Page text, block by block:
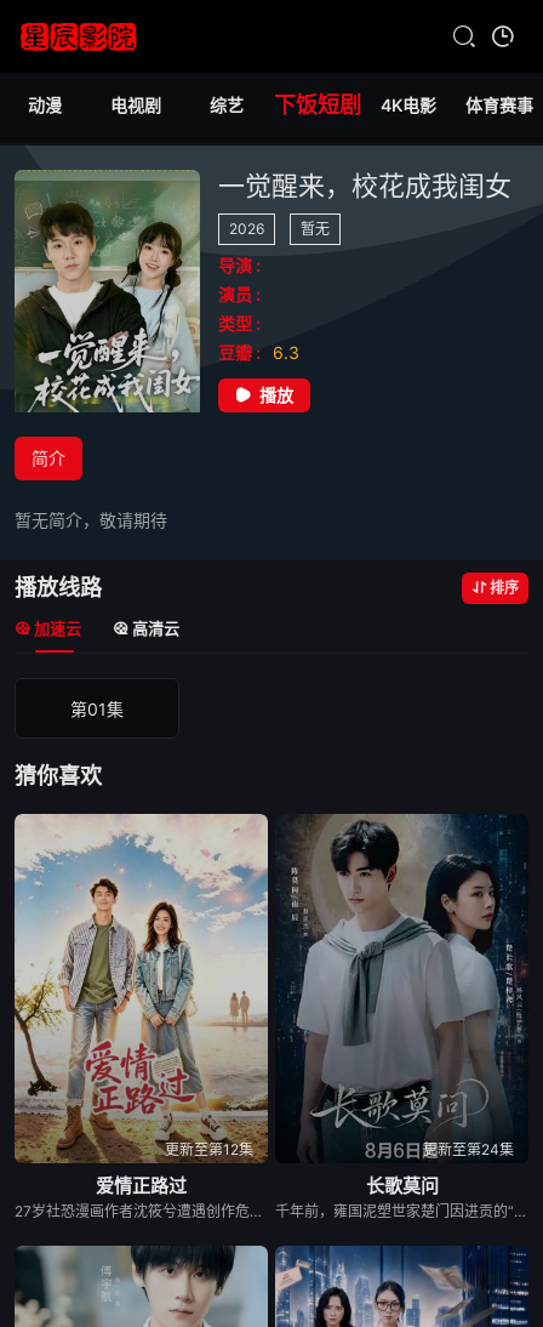
动漫 电视剧 综艺 下饭短剧 4K电影 体育赛事
一觉醒来，校花成我闺女
2026 暂无
导演 :
演员 :
类型 :
豆瓣 :
6.3
播放
简介
暂无简介，敬请期待
播放线路 排序
加速云 高清云
第01集
猜你喜欢
更新至第12集
爱情正路过
27岁社恐漫画作者沈筱兮遭遇创作危机与健康难题，身心陷入低谷，独自前往昆明开启告别之旅。途中她遇见热忱善良的彝族巴士司机木萨，春城美景、浓郁民族风情与木萨长久的陪伴，慢慢抚平她内心阴霾，唤醒创作灵感。她以二人相遇为蓝本创作漫画《爱情正路过》，在现实与笔下故事交织间完成自我救赎。剧集融合彝绣、扎染等云南非遗，聚焦心理困境、职业焦虑等现实话题，跳出俗套甜宠叙事，传递自愈重生的力量，入选“跟着微短剧去旅行”推荐剧目。
更新至第24集
长歌莫问
千年前，雍国泥塑世家楚门因进贡的“十二生肖”离奇流血炸裂，惨遭满门流放，楚父以死鸣冤。楚家大小姐楚梓鸢带着滔天恨意，在屠刀落地的瞬间，灵魂跨越千年，附身到了与她容貌一模一样的女大学生——楚长歌的身上。命运的齿轮再次转动... &nbsp; &nbsp; &nbsp; &nbsp; &nbsp; &nbsp; &nbsp; &nbsp; &nbsp; &nbsp; &nbsp; &nbsp; &nbsp; &nbsp; &nbsp; &nbsp; &nbsp; &nbsp; &nbsp; &nbsp; &nbsp; &nbsp; &nbsp; &nbsp; &nbsp; &nbsp; &nbsp; &nbsp; &nbsp; &nbsp; &nbsp; &nbsp; &nbsp; &nbsp; &nbsp; 重生后，她惊觉现任男友陈莫问竟与前世仇人南辰面貌如一。面对这张令她切齿又心动的“仇人脸”，楚梓鸢在复仇执念与现实温情间反复横跳，与陈莫问展开了一段亦敌亦友、极限拉扯的宿命羁绊。 &nbsp; &nbsp; &nbsp; &nbsp; &nbsp; &nbsp; &nbsp; &nbsp; &nbsp; &nbsp; &nbsp; &nbsp; &nbsp; &nbsp; &nbsp; &nbsp; &nbsp; &nbsp; &nbsp; &nbsp; &nbsp; &nbsp; &nbsp; &nbsp; &nbsp; &nbsp; &nbsp; &nbsp; &nbsp; &nbsp; &nbsp; &nbsp; &nbsp; &nbsp; &nbsp; 与此同时，围绕楚门遗作“泥塑坐虎”的夺宝大战爆发，各方势力意图夺取其中暗藏的密集《天工开物》。在阴谋环伺的全国泥塑大赛中，面对对手的投毒陷害与技术封锁，楚长歌与陈莫问最终放下成见，携手破局。他们利用硬核化学原理强势拆穿延续千年的“流血”骗局，在惊险的博弈中不仅守护了家族命脉，更揭开了当年背叛背后的深情真相。最终，这份执念化为大爱，楚门非遗技艺在两人的共同守护下，跨越千年焕发出全新生机。